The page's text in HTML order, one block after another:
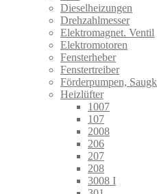
Dieselheizungen
Drehzahlmesser
Elektromagnet. Ventil
Elektromotoren
Fensterheber
Fenstertreiber
Förderpumpen,
Heizlüfter
1007
107
2008
206
207
208
3008 I